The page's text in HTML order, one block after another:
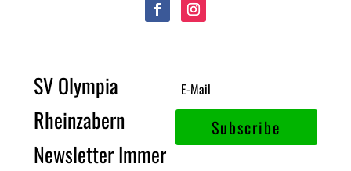
SV Olympia
Rheinzabern
Newsletter Immer
Subscribe